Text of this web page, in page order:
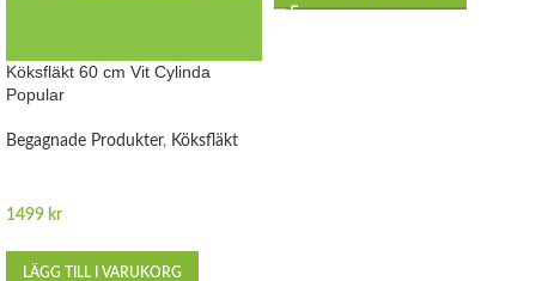
Köksfläkt 60 cm Vit Cylinda
Popular
Begagnade Produkter, Köksfläkt
1499 kr
LÄGG TILL I VARUKORG